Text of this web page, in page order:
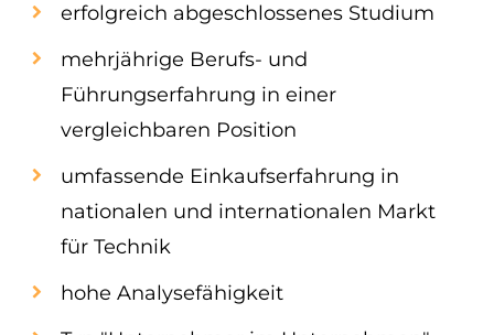
erfolgreich abgeschlossenes Studium
mehrjährige Berufs- und
Führungserfahrung in einer
vergleichbaren Position
umfassende Einkaufserfahrung in
nationalen und internationalen Markt
für Technik
hohe Analysefähigkeit